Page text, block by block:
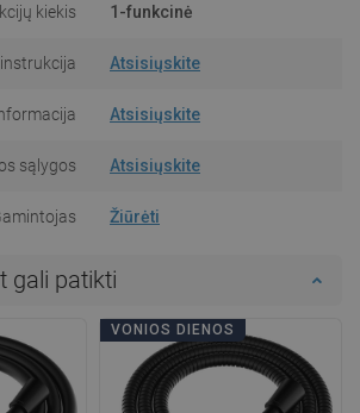
kiekis 1-funkcinė
Atsisiųskite
Atsisiųskite
sąlygos Atsisiųskite
Žiūrėti
gali patikti
VONIOS DIENOS